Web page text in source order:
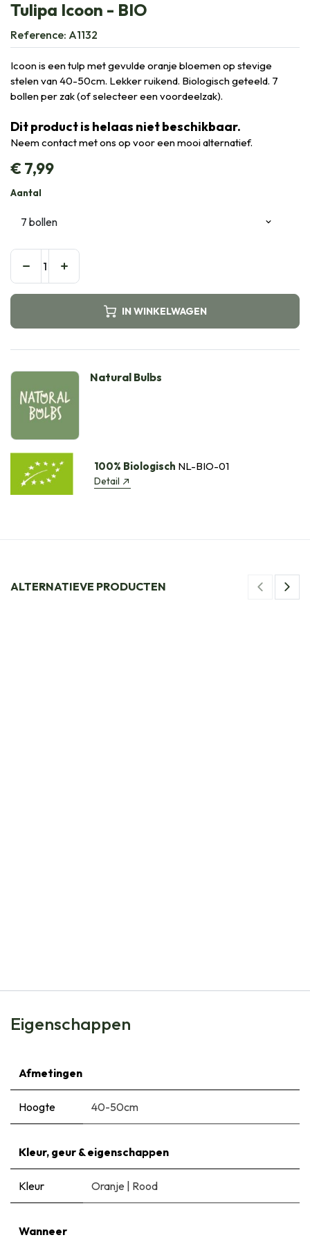
Tulipa Icoon - BIO
Reference: A1132
Icoon is een tulp met gevulde oranje bloemen op stevige
stelen van 40-50cm. Lekker ruikend. Biologisch geteeld. 7
bollen per zak (of selecteer een voordeelzak).
Dit product is helaas niet beschikbaar.
Neem contact met ons op voor een mooi alternatief.
€7,99
Aantal
IN WINKELWAGEN
Natural Bulbs
100% Biologisch NL-BIO-01
Detail
ALTERNATIEVE PRODUCTEN
Eigenschappen
Afmetingen
Hoogte 40-50cm
Kleur, geur & eigenschappen
Kleur Oranje | Rood
Wanneer